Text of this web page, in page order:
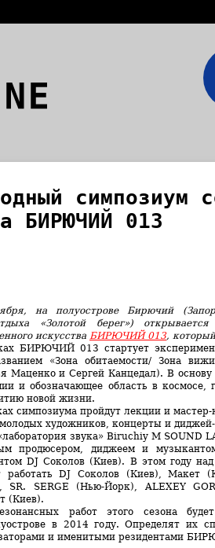
симпозиум
БИРЮЧИЙ 013
на полуострове Бирючий
«Золотой берег»)
искусства БИРЮЧИЙ 013,
БИРЮЧИЙ 013 cтартует
«Зона обитаемости/ Зона
Маценко и Сергей Канцедал). В основу
и обозначающее область в космосе,
новой жизни.
симпозиума пройдут лекции и
художников, концерты и
звука» Biruchiy M SOUND
продюсером, диджеем и
DJ Соколов (Киев). В этом году над
работать DJ Соколов (Киев), Макет
SR. SERGE (Нью-Йорк), ALEXEY
(Киев).
работ этого сезона будет
в 2014 году. Определят их
и именитыми резидентами